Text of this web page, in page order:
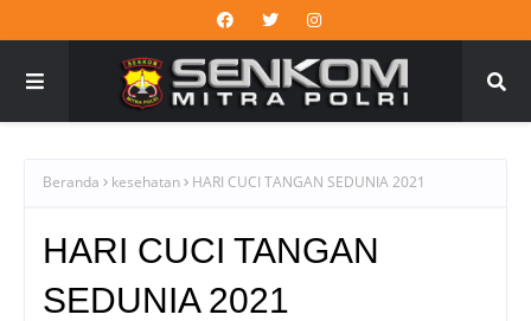
Beranda kesehatan HARI CUCI TANGAN SEDUNIA 2021
HARI CUCI TANGAN
SEDUNIA 2021